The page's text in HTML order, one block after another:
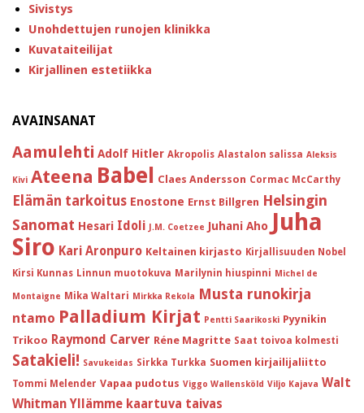
Sivistys
Unohdettujen runojen klinikka
Kuvataiteilijat
Kirjallinen estetiikka
AVAINSANAT
Aamulehti Adolf Hitler Akropolis Alastalon salissa Aleksis
Kivi Ateena Babel Claes Andersson Cormac McCarthy
Elämän tarkoitus Enostone Ernst Billgren Helsingin
Sanomat Hesari Idoli J.M. Coetzee Juhani Aho Juha
Siro Kari Aronpuro Keltainen kirjasto Kirjallisuuden Nobel
Kirsi Kunnas Linnun muotokuva Marilynin hiuspinni Michel de
Montaigne Mika Waltari Mirkka Rekola Musta runokirja
ntamo Palladium Kirjat Pentti Saarikoski Pyynikin
Trikoo Raymond Carver Réne Magritte Saat toivoa kolmesti
Satakieli! Savukeidas Sirkka Turkka Suomen kirjailijaliitto
Tommi Melender Vapaa pudotus Viggo Wallensköld Viljo Kajava Walt
Whitman Yllämme kaartuva taivas